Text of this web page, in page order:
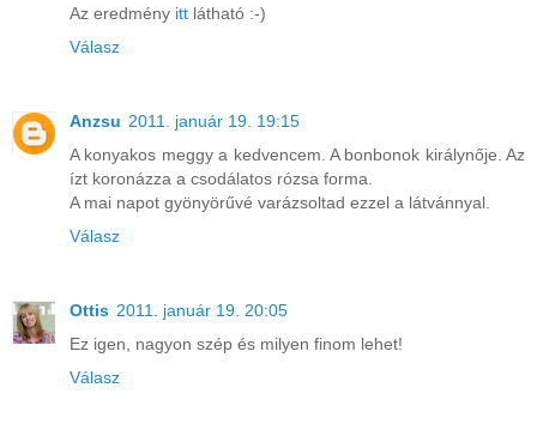
Az eredmény itt látható :-)
Válasz
Anzsu 2011. január 19. 19:15
A konyakos meggy a kedvencem. A bonbonok királynője. Az
ízt koronázza a csodálatos rózsa forma.
A mai napot gyönyörűvé varázsoltad ezzel a látvánnyal.
Válasz
Ottis 2011. január 19. 20:05
Ez igen, nagyon szép és milyen finom lehet!
Válasz